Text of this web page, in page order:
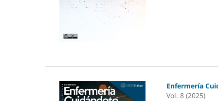
Enfermería
Vol. 8 (2025)